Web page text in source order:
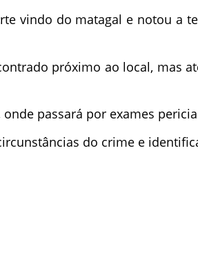
vindo do matagal e notou a
próximo ao local, mas
passará por exames
do crime e